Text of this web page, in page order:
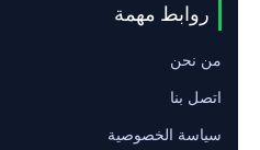
روابط مهمة
من نحن
اتصل بنا
سياسة الخصوصية